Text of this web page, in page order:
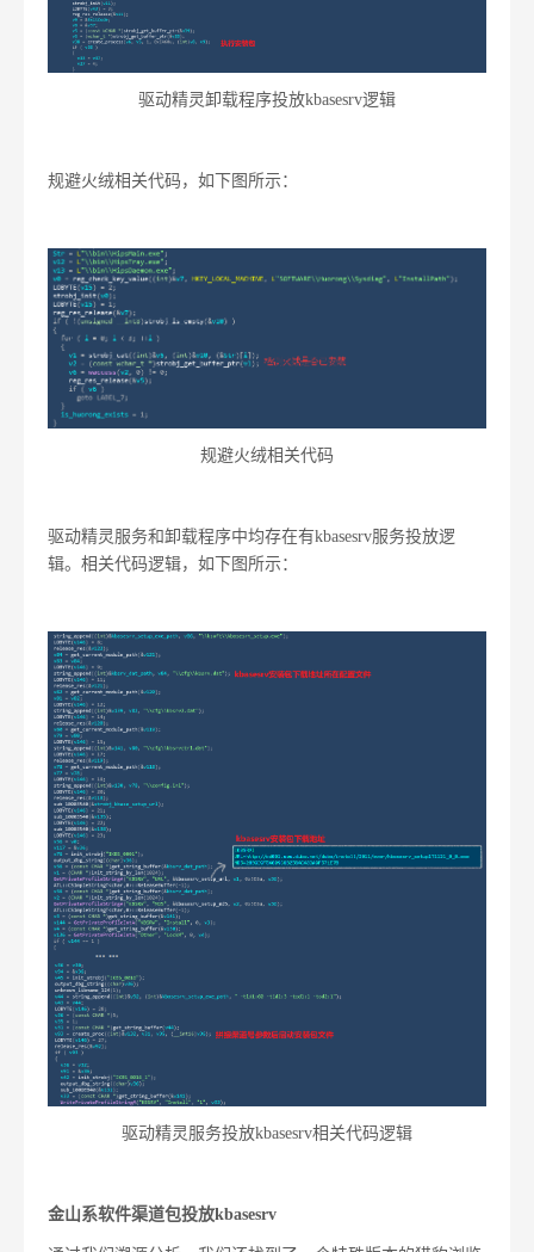
驱动精灵卸载程序投放kbasesrv逻辑
规避火绒相关代码，如下图所示：
规避火绒相关代码
驱动精灵服务和卸载程序中均存在有kbasesrv服务投放逻
辑。相关代码逻辑，如下图所示：
驱动精灵服务投放kbasesrv相关代码逻辑
金山系软件渠道包投放kbasesrv